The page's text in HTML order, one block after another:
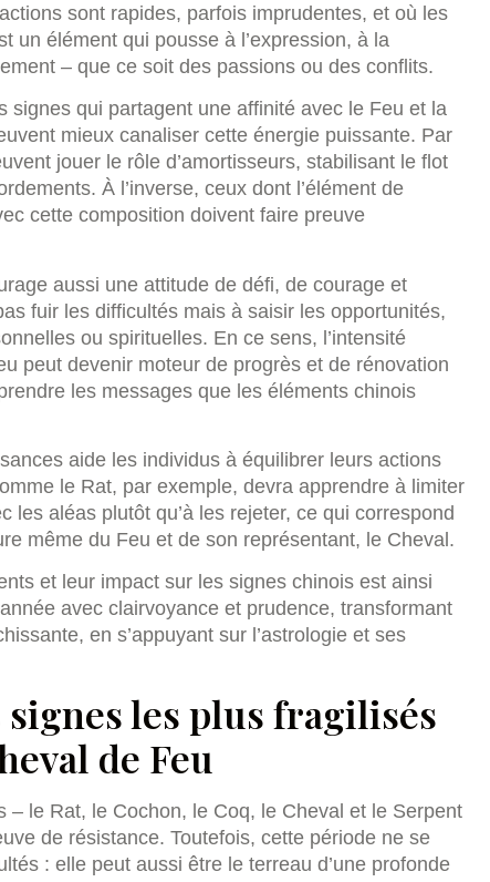
sont rapides, parfois imprudentes, et où les
un élément qui pousse à l’expression, à la
– que ce soit des passions ou des conflits.
signes qui partagent une affinité avec le Feu et la
mieux canaliser cette énergie puissante. Par
jouer le rôle d’amortisseurs, stabilisant le flot
À l’inverse, ceux dont l’élément de
cette composition doivent faire preuve
aussi une attitude de défi, de courage et
fuir les difficultés mais à saisir les opportunités,
ou spirituelles. En ce sens, l’intensité
peut devenir moteur de progrès et de rénovation
les messages que les éléments chinois
aide les individus à équilibrer leurs actions
le Rat, par exemple, devra apprendre à limiter
les aléas plutôt qu’à les rejeter, ce qui correspond
même du Feu et de son représentant, le Cheval.
et leur impact sur les signes chinois est ainsi
avec clairvoyance et prudence, transformant
en s’appuyant sur l’astrologie et ses
les plus fragilisés
de Feu
– le Rat, le Cochon, le Coq, le Cheval et le Serpent
de résistance. Toutefois, cette période ne se
: elle peut aussi être le terreau d’une profonde